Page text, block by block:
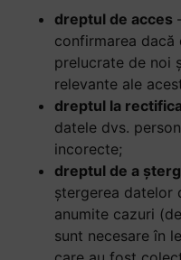
dreptul de acces
confirmarea dacă
prelucrate de noi
relevante ale
dreptul la
datele dvs.
incorecte;
dreptul de a
ștergerea datelor
anumite cazuri
sunt necesare în